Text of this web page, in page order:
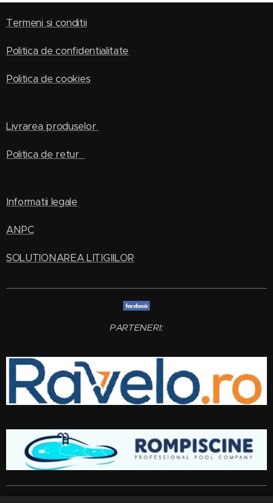
Termeni si conditii
Politica de confidentialitate
Politica de cookies
Livrarea produselor
Politica de retur
Informatii legale
ANPC
SOLUTIONAREA LITIGIILOR
PARTENERI: